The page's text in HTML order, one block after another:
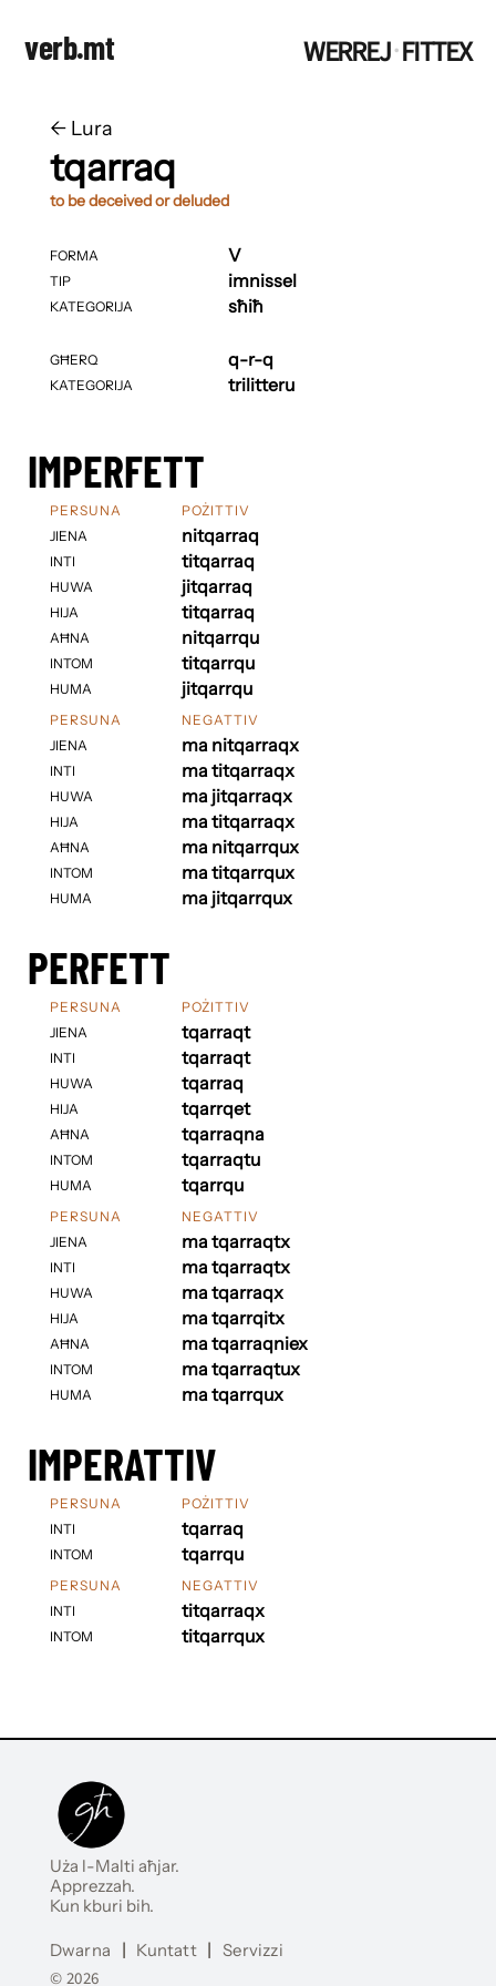
verb.mt WERREJ·FITTEX
← ​​Lura
tqarraq
to be deceived or deluded
FORMA
TIP
KATEGORIJA
GĦERQ
KATEGORIJA
V
imnissel
sħiħ
q-r-q
trilitteru
IMPERFETT
PERSUNA
JIENA
INTI
HUWA
HIJA
AĦNA
INTOM
HUMA
POŻITTIV
nitqarraq
titqarraq
jitqarraq
titqarraq
nitqarrqu
titqarrqu
jitqarrqu
PERSUNA
JIENA
INTI
HUWA
HIJA
AĦNA
INTOM
HUMA
NEGATTIV
ma nitqarraqx
ma titqarraqx
ma jitqarraqx
ma titqarraqx
ma nitqarrqux
ma titqarrqux
ma jitqarrqux
PERFETT
PERSUNA
JIENA
INTI
HUWA
HIJA
AĦNA
INTOM
HUMA
POŻITTIV
tqarraqt
tqarraqt
tqarraq
tqarrqet
tqarraqna
tqarraqtu
tqarrqu
PERSUNA
JIENA
INTI
HUWA
HIJA
AĦNA
INTOM
HUMA
NEGATTIV
ma tqarraqtx
ma tqarraqtx
ma tqarraqx
ma tqarrqitx
ma tqarraqniex
ma tqarraqtux
ma tqarrqux
IMPERATTIV
PERSUNA
INTI
INTOM
POŻITTIV
tqarraq
tqarrqu
PERSUNA
INTI
INTOM
NEGATTIV
titqarraqx
titqarrqux
Uża l-Malti aħjar.
Apprezzah.
Kun kburi bih.
Dwarna | Kuntatt | Servizzi
© 2026